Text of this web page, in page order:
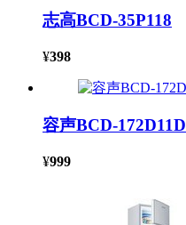
志高BCD-35P118
¥398
容声BCD-172D11D
¥999